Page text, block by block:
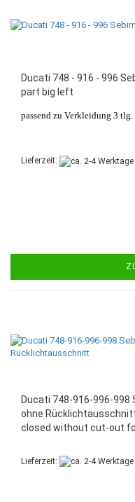
Ducati 748 - 916 - 996
part big left
passend zu Verkleidung 3 tlg.
Lieferzeit:
Ducati 748-916-996-
ohne
closed without cut-out
Lieferzeit: